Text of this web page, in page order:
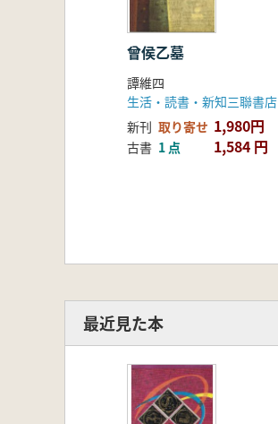
曾侯乙墓
譚維四
生活・読書・新知三聯書店
新刊 取り寄せ 1,980円
古書 1 点 1,584 円
最近見た本